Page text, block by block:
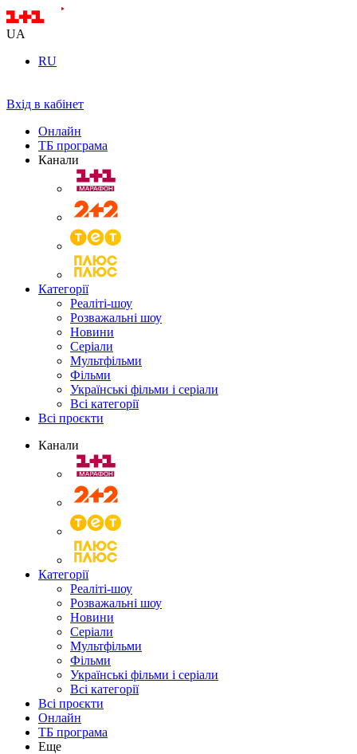
UA
RU
Вхід в кабінет
Онлайн
ТБ програма
Канали
Категорії
Реаліті-шоу
Розважальні шоу
Новини
Серіали
Мультфільми
Фільми
Українські фільми і серіали
Всі категорії
Всі проєкти
Канали
Категорії
Реаліті-шоу
Розважальні шоу
Новини
Серіали
Мультфільми
Фільми
Українські фільми і серіали
Всі категорії
Всі проєкти
Онлайн
ТБ програма
Еще